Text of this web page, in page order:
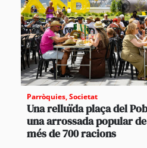
Parròquies,Societat
Una relluïda plaça del
una arrossada popular
més de 700 racions